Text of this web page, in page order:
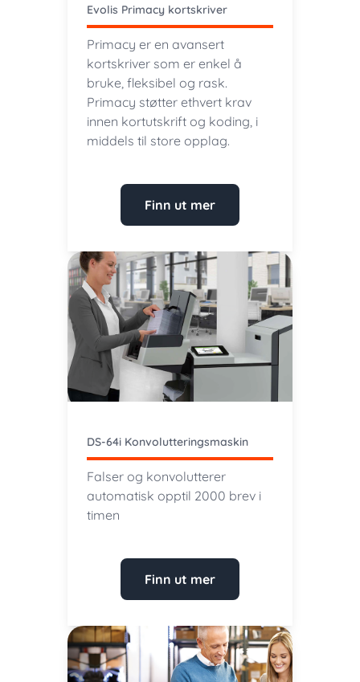
Evolis Primacy kortskriver
Primacy er en avansert
kortskriver som er enkel å
bruke, fleksibel og rask.
Primacy støtter ethvert krav
innen kortutskrift og koding, i
middels til store opplag.
Finn ut mer
DS-64i Konvolutteringsmaskin
Falser og konvolutterer
automatisk opptil 2000 brev i
timen
Finn ut mer